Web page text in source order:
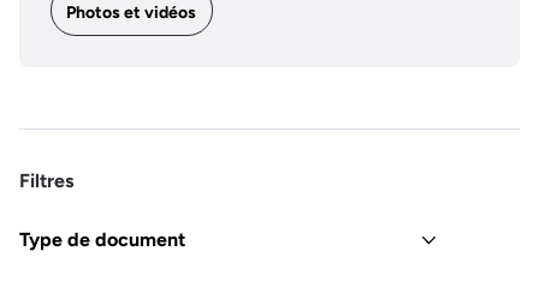
Photos et vidéos
Filtres
Type de document